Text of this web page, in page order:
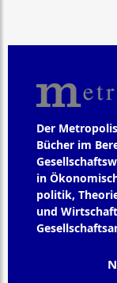
Der
Bücher im
in
politik,
und